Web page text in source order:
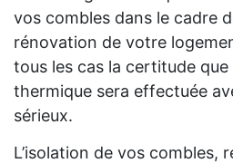
vos combles dans le cadre
rénovation de votre
tous les cas la certitude que
thermique sera effectuée
sérieux.
L’isolation de vos combles,